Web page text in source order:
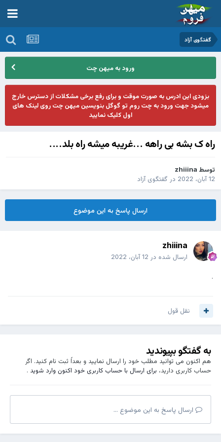
گفتگوی آزاد
ورود به میهن چت
بزودی این ادرس به صورت موقت و برای رفع برخی مشکلات از دسترس خارج
میشود جهت ورود به چت روم تو گوگل بنویسین میهن چت روی لینک های
اول کلیک نمایید
راه ک بشه بی راهه ...غریبه میشه راه بلد....
توسط zhiiina
12 آبان، 2022
در گفتگوی آزاد
ارسال پاسخ به این موضوع
zhiiina
ارسال شده در 12 آبان، 2022
نقل قول
به گفتگو بپیوندید
هم اکنون می توانید مطلب خود را ارسال نمایید و بعداً ثبت نام کنید. اگر
حساب کاربری دارید، برای ارسال با حساب کاربری خود اکنون وارد شوید.
ارسال پاسخ به این موضوع ...